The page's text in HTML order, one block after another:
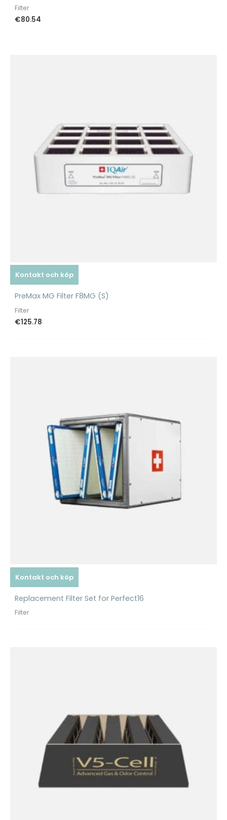
Filter
€80.54
Kontakt och köp
PreMax MG Filter F8MG (S)
Filter
€125.78
Kontakt och köp
Replacement Filter Set for Perfect16
Filter